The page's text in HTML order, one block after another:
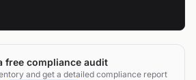
free compliance audit
and get a detailed compliance report